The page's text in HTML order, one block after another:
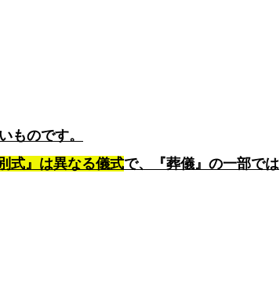
ものです。
式』は異なる儀式で、『葬儀』の一部では